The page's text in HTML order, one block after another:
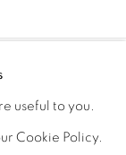
useful to you.
Cookie Policy.